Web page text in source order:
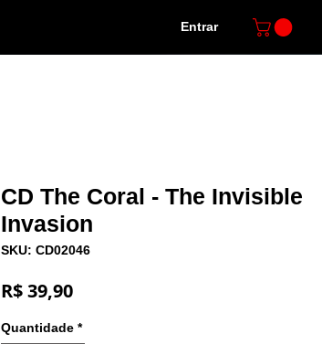
Entrar
CD The Coral - The Invisible
Invasion
SKU: CD02046
R$ 39,90Preço
Quantidade *